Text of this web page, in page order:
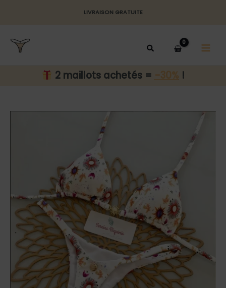
LIVRAISON GRATUITE
2 maillots achetés = -30% !